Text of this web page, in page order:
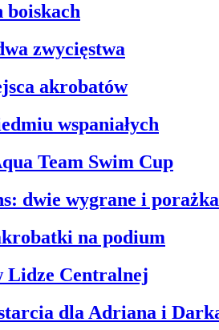
boiskach
zwycięstwa
akrobatów
wspaniałych
Team Swim Cup
dwie wygrane i porażka
na podium
Lidze Centralnej
dla Adriana i